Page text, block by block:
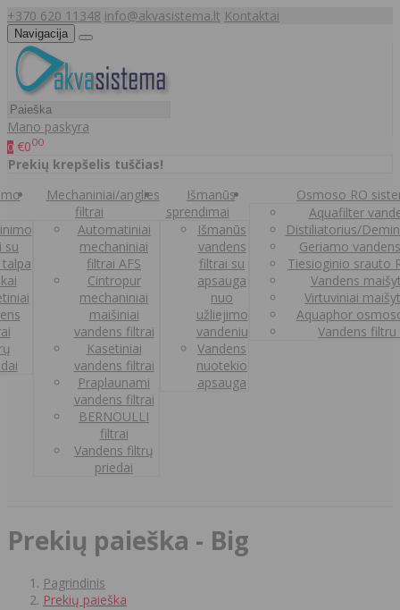
+370 620 11348 info@akvasistema.lt Kontaktai
Navigacija
Mano paskyra
0 €000
Prekių krepšelis tuščias!
su
Mechaniniai/anglies
filtrai
Automatiniai
mechaniniai
filtrai AFS
Cintropur
mechaniniai
maišiniai
vandens filtrai
Kasetiniai
vandens filtrai
Praplaunami
vandens filtrai
BERNOULLI
filtrai
Vandens filtrų
priedai
Išmanūs
sprendimai
Išmanūs
vandens
filtrai su
apsauga
nuo
užliejimo
vandeniu
Vandens
nuotekio
apsauga
Osmoso RO
Aquafilter
Distiliatorius/
Geriamo
Tiesioginio srauto
Vandens
Virtuviniai
Aquaphor
Vandens filtru
Prekių paieška - Big
Pagrindinis
Prekių paieška